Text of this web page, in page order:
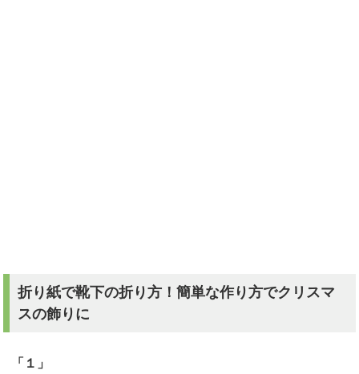
折り紙で靴下の折り方！簡単な作り方でクリスマ
スの飾りに
「１」